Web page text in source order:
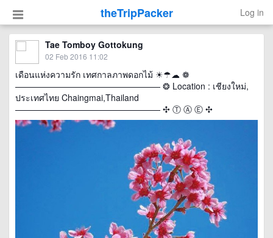
theTripPacker Log in
Tae Tomboy Gottokung
02 Feb 2016 11:02
เดือนแห่งความรัก เทศกาลภาพดอกไม้ ☀☂☁ ❁
————————————————— ❂ Location : เชียงใหม่,
ประเทศไทย Chaingmai,Thailand
————————————————— ✣ Ⓣ Ⓐ Ⓔ ✣